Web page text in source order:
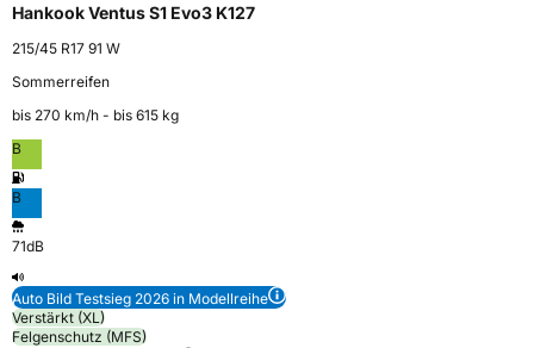
Hankook Ventus S1 Evo3 K127
215/45 R17 91 W
Sommerreifen
bis 270 km⁠/⁠h - bis 615 kg
B
B
71dB
Auto Bild Testsieg 2026 in Modellreihe
Verstärkt (XL)
Felgenschutz (MFS)